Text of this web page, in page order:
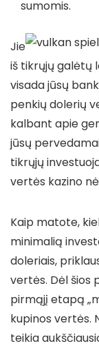
sumomis.
Jie
iš tikrųjų galėtų
visada jūsų
penkių dolerių
kalbant apie
jūsų
tikrųjų
vertės kazino
Kaip matote,
minimalią
doleriais,
vertės. Dėl šios
pirmąjį etapą
kupinos vertės.
teikia